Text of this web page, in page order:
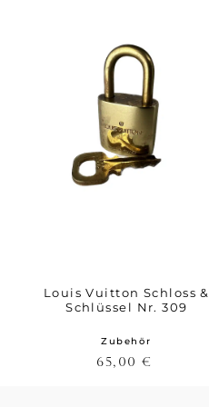
Zubehör
Louis Vuitton Schloss &
Schlüssel Nr. 309
65,00€